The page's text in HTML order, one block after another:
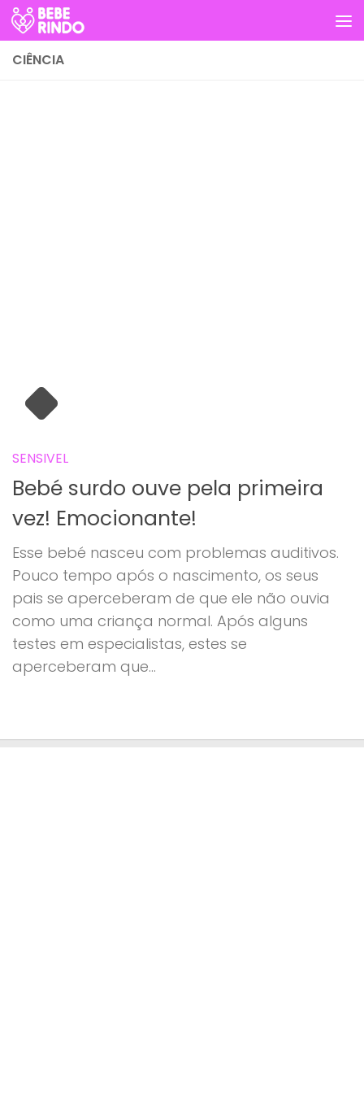
Skip to content
CIÊNCIA
SENSIVEL
Bebé surdo ouve pela primeira
vez! Emocionante!
Esse bebé nasceu com problemas auditivos.
Pouco tempo após o nascimento, os seus
pais se aperceberam de que ele não ouvia
como uma criança normal. Após alguns
testes em especialistas, estes se
aperceberam que...